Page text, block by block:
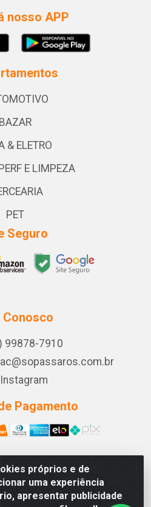
próprios e de
uma experiência
apresentar publicidade
nosso APP
BAZAR
& ELETRO
E LIMPEZA
PET
Seguro
Conosco
99878-7910
Instagram
Pagamento
LTDA - RODOVIA BA
ITABERABA/BA - CEP 46.880-
0001-90